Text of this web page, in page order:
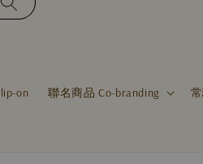
on 聯名商品 Co-branding